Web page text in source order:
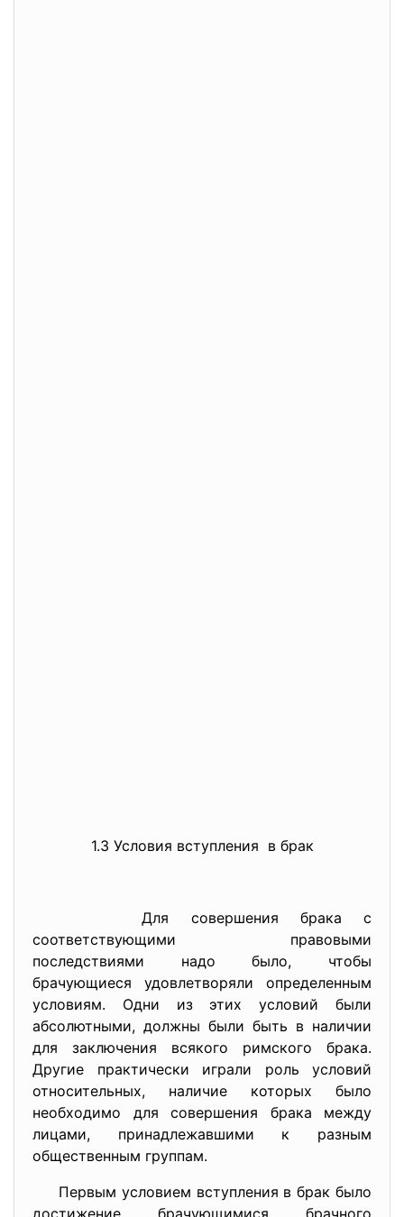
1.3 Условия вступления в брак
Для совершения брака с
соответствующими правовыми
последствиями надо было, чтобы
брачующиеся удовлетворяли определенным
условиям. Одни из этих условий были
абсолютными, должны были быть в наличии
для заключения всякого римского брака.
Другие практически играли роль условий
относительных, наличие которых было
необходимо для совершения брака между
лицами, принадлежавшими к разным
общественным группам.
Первым условием вступления в брак было
достижение брачующимися брачного